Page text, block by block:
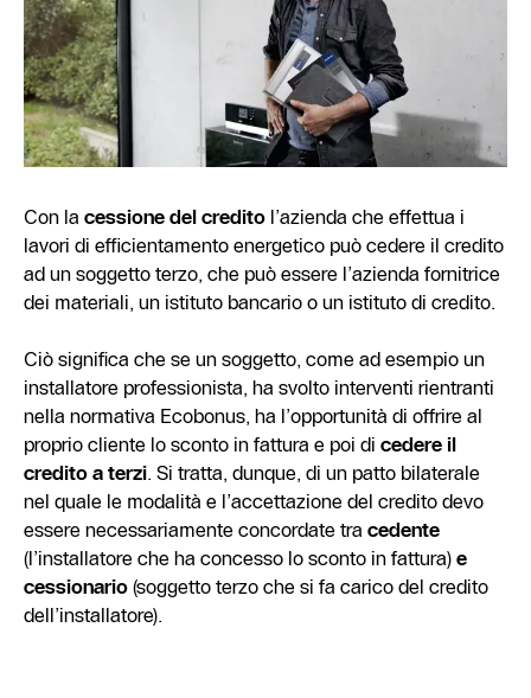
Con la cessione del credito l’azienda che effettua i
lavori di efficientamento energetico può cedere il credito
ad un soggetto terzo, che può essere l’azienda fornitrice
dei materiali, un istituto bancario o un istituto di credito.
Ciò significa che se un soggetto, come ad esempio un
installatore professionista, ha svolto interventi rientranti
nella normativa Ecobonus, ha l’opportunità di offrire al
proprio cliente lo sconto in fattura e poi di cedere il
credito a terzi. Si tratta, dunque, di un patto bilaterale
nel quale le modalità e l’accettazione del credito devo
essere necessariamente concordate tra cedente
(l’installatore che ha concesso lo sconto in fattura) e
cessionario (soggetto terzo che si fa carico del credito
dell’installatore).